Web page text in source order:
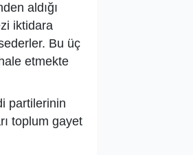
aldığı
iktidara
Bu üç
etmekte
partilerinin
toplum gayet